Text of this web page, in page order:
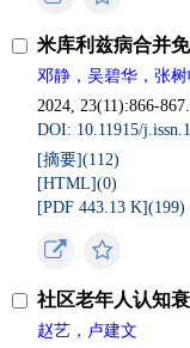
米库利兹病合并
邓静，吴碧华，张
2024, 23(11):866-867.
DOI: 10.11915/
[摘要](112)
[HTML](0)
[PDF 443.13 K](199)
社区老年人认知
赵艺，卢建文